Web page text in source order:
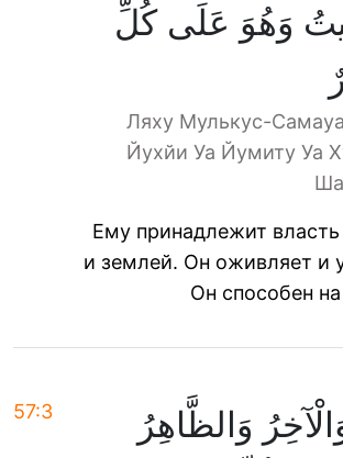
وَهُوَ عَلَى كُلِّ
Ляху Мулькус-
Йухйи Уа Йумиту Уа
Ему принадлежит
и землей. Он оживляет и
Он способен
57:3
وَالظَّاهِرُ